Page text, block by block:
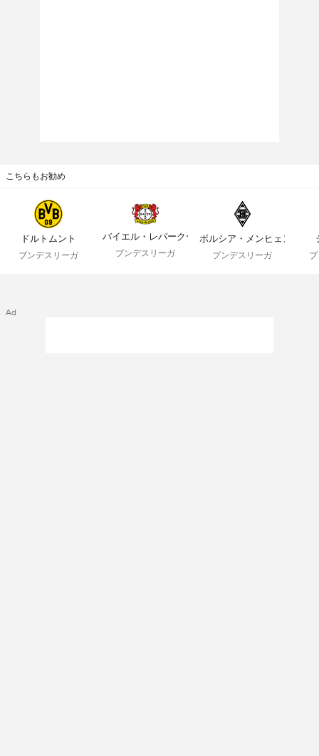
こちらもお勧め
ドルトムント
ブンデスリーガ
バイエル・レバークーゼン
ブンデスリーガ
ボルシア・メンヒェングラ
ブンデスリーガ
Ad